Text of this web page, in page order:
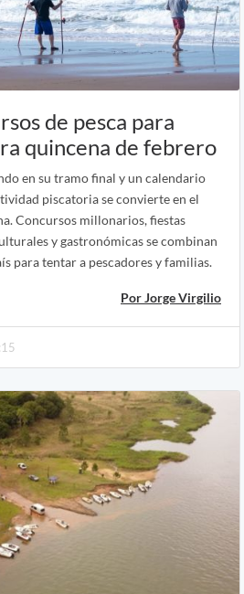
de pesca para
quincena de febrero
en su tramo final y un calendario
piscatoria se convierte en el
Concursos millonarios, fiestas
y gastronómicas se combinan
para tentar a pescadores y familias.
Por Jorge Virgilio